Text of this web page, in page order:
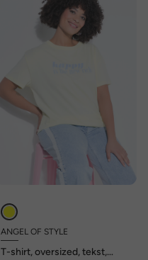
ANGEL OF STYLE
T-shirt, oversized, tekst,